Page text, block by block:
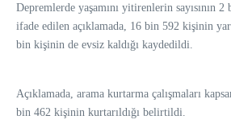
Depremlerde yaşamını yitirenlerin sayısının
ifade edilen açıklamada, 16 bin 592 kişinin
bin kişinin de evsiz kaldığı kaydedildi.
Açıklamada, arama kurtarma çalışmaları
bin 462 kişinin kurtarıldığı belirtildi.